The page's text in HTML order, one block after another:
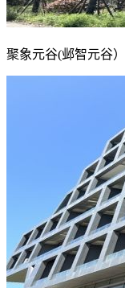
聚象元谷(邺智元谷）